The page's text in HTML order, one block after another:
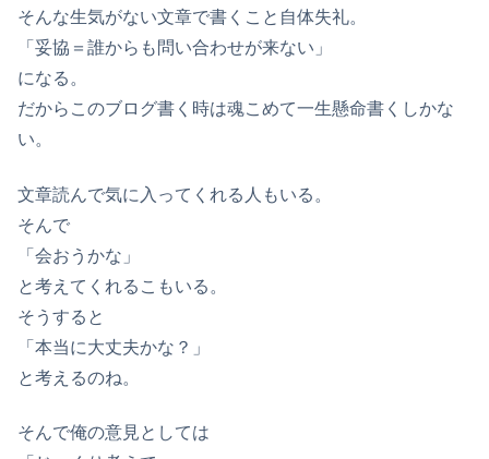
そんな生気がない文章で書くこと自体失礼。
「妥協＝誰からも問い合わせが来ない」
になる。
だからこのブログ書く時は魂こめて一生懸命書くしかな
い。
文章読んで気に入ってくれる人もいる。
そんで
「会おうかな」
と考えてくれるこもいる。
そうすると
「本当に大丈夫かな？」
と考えるのね。
そんで俺の意見としては